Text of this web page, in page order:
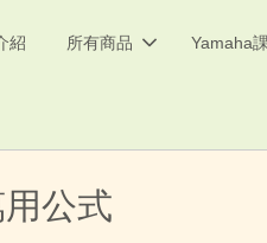
紹 所有商品 Yamaha
公式